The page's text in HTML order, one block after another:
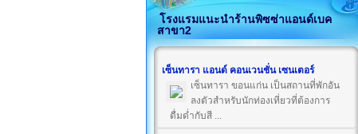
โรงแรมแนะนำร้านพิซซ่าแอนด์เบค
สาขา2
เซ็นทารา แอนด์ คอนเวนชั่น เซนเตอร์
เซ็นทารา ขอนแก่น เป็นสถานที่พักอัน
ลงตัวสำหรับนักท่องเที่ยวที่ต้องการ
ดื่มด่ำกับสี ...